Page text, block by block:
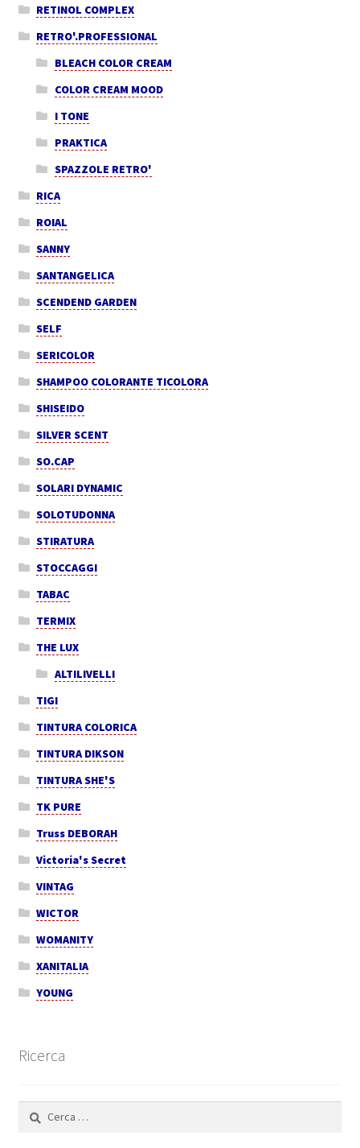
RETINOL COMPLEX
RETRO'.PROFESSIONAL
BLEACH COLOR CREAM
COLOR CREAM MOOD
I TONE
PRAKTICA
SPAZZOLE RETRO'
RICA
ROIAL
SANNY
SANTANGELICA
SCENDEND GARDEN
SELF
SERICOLOR
SHAMPOO COLORANTE TICOLORA
SHISEIDO
SILVER SCENT
SO.CAP
SOLARI DYNAMIC
SOLOTUDONNA
STIRATURA
STOCCAGGI
TABAC
TERMIX
THE LUX
ALTILIVELLI
TIGI
TINTURA COLORICA
TINTURA DIKSON
TINTURA SHE'S
TK PURE
Truss DEBORAH
Victoria's Secret
VINTAG
WICTOR
WOMANITY
XANITALIA
YOUNG
Ricerca
Ricerca